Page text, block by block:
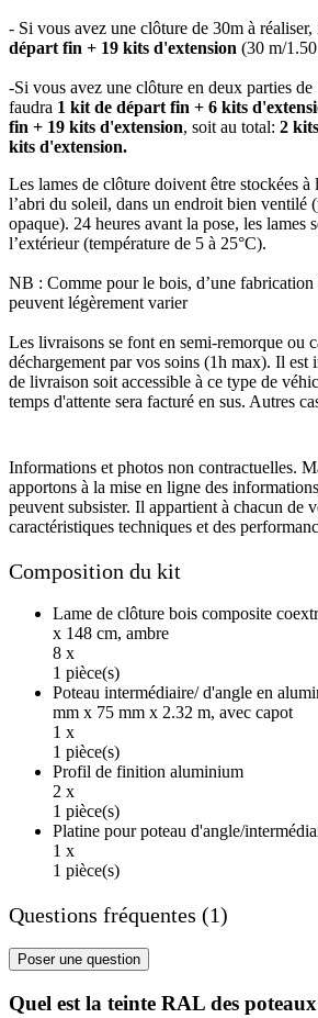
​- Si vous avez une clôture de 30m à
départ fin + 19 kits d'extension (30 m/
-Si vous avez une clôture en deux parties
faudra 1 kit de départ fin + 6 kits
fin + 19 kits d'extension, soit au total: 2
kits d'extension.
Les lames de clôture doivent être stockées à
l’abri du soleil, dans un endroit bien ventilé
opaque). 24 heures avant la pose, les lames
l’extérieur (température de 5 à 25°C).
NB : Comme pour le bois, d’une fabrication
peuvent légèrement varier
Les livraisons se font en semi-remorque ou
déchargement par vos soins (1h max). Il est
de livraison soit accessible à ce type de
temps d'attente sera facturé en sus. Autres
Informations et photos non contractuelles.
apportons à la mise en ligne des
peuvent subsister. Il appartient à chacun de
caractéristiques techniques et des
Composition du kit
Lame de clôture bois composite
x 148 cm, ambre
8 x
1 pièce(s)
Poteau intermédiaire/ d'angle en
mm x 75 mm x 2.32 m, avec capot
1 x
1 pièce(s)
Profil de finition aluminium
2 x
1 pièce(s)
Platine pour poteau d'angle/
1 x
1 pièce(s)
Questions fréquentes (1)
Poser une question
Quel est la teinte RAL des